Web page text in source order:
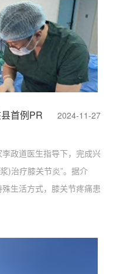
2024-11-27
首例PR
政道医生指导下，完成兴
)治疗膝关节炎”。据介
生活方式，膝关节疼痛患
防、治疗以及引进先进的